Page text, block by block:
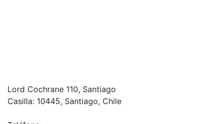
Lord Cochrane 110, Santiago
Casilla: 10445, Santiago, Chile